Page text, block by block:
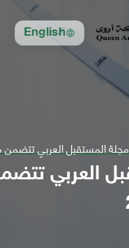
English
مجلة المستقبل العربي تتضمن مواضعات